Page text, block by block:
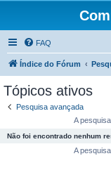
FAQ
Índice do Fórum
Tópicos ativos
Pesquisa avançada
A
Não foi encontrado nenhum
A